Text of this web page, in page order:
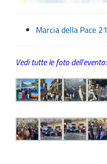
Marcia della Pace
Vedi tutte le foto dell’evento: